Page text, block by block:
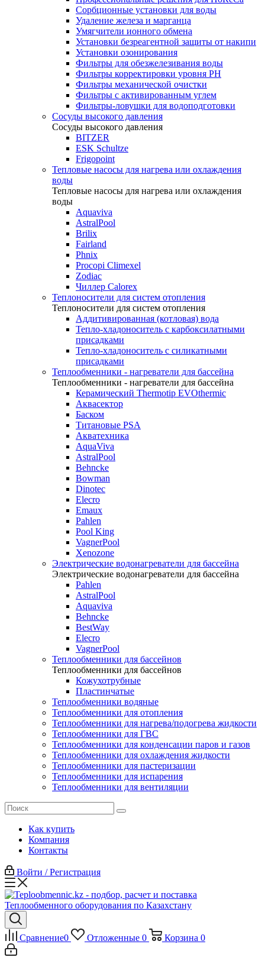
Сорбционные установки для воды
Удаление железа и марганца
Умягчители ионного обмена
Установки безреагентной защиты от накипи
Установки озонирования
Фильтры для обезжелезивания воды
Фильтры корректировки уровня PH
Фильтры механической очистки
Фильтры с активированным углем
Фильтры-ловушки для водоподготовки
Сосуды высокого давления
Сосуды высокого давления
BITZER
ESK Schultze
Frigopoint
Тепловые насосы для нагрева или охлаждения
воды
Тепловые насосы для нагрева или охлаждения
воды
Aquaviva
AstralPool
Brilix
Fairland
Phnix
Procopi Climexel
Zodiac
Чиллер Calorex
Теплоносители для систем отопления
Теплоносители для систем отопления
Аддитивированная (котловая) вода
Тепло-хладоноситель с карбоксилатными
присадками
Тепло-хладоноситель с силикатными
присадками
Теплообменники - нагреватели для бассейна
Теплообменники - нагреватели для бассейна
Керамический Thermotip EVOthermic
Аквасектор
Баском
Титановые PSA
Акватехника
AquaViva
AstralPool
Behncke
Bowman
Dinotec
Elecro
Emaux
Pahlen
Pool King
VagnerPool
Xenozone
Электрические водонагреватели для бассейна
Электрические водонагреватели для бассейна
Pahlen
AstralPool
Aquaviva
Behncke
BestWay
Elecro
VagnerPool
Теплообменники для бассейнов
Теплообменники для бассейнов
Кожухотрубные
Пластинчатые
Теплообменники водяные
Теплообменники для отопления
Теплообменники для нагрева/подогрева жидкости
Теплообменники для ГВС
Теплообменники для конденсации паров и газов
Теплообменники для охлаждения жидкости
Теплообменники для пастеризации
Теплообменники для испарения
Теплообменники для вентиляции
Как купить
Компания
Контакты
Войти / Регистрация
Сравнение0 Отложенные 0 Корзина 0